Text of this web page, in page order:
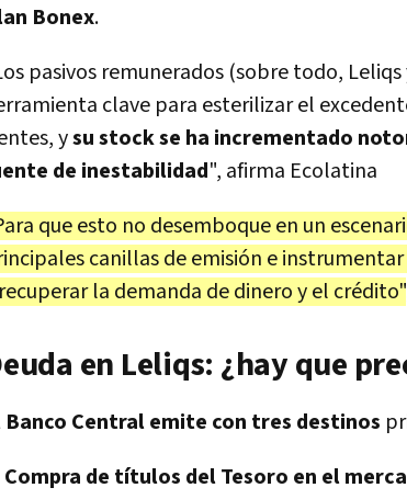
Bonex.
pasivos remunerados (sobre todo,
clave para esterilizar el
ysu stock se ha incrementado
de inestabilidad", afirma Ecolatina
que esto no desemboque en un
canillas de emisión e
la demanda de dinero y el crédito"
en Leliqs: ¿hay que
Banco Central emite con tres destinos
Compra de títulos del Tesoro en el